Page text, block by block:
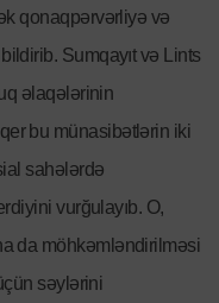
qonaqpərvərliyə və
Sumqayıt və Lints
əlaqələrinin
bu münasibətlərin iki
sahələrdə
vurğulayıb. O,
da möhkəmləndirilməsi
səylərini